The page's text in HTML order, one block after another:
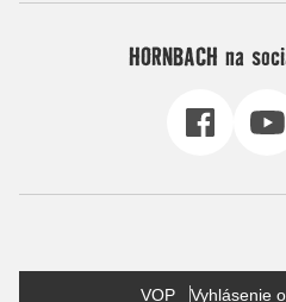
HORNBACH na
VOP Vyhlásenie